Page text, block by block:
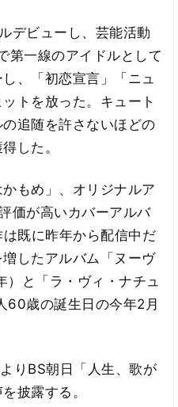
デビューし、芸能活動
第一線のアイドルとして
、「初恋宣言」「ニュ
トを放った。キュート
追随を許さないほどの
した。
もめ」、オリジナルア
価が高いカバーアルバ
既に昨年から配信中だ
したアルバム「ヌーヴ
）と「ラ・ヴィ・ナチュ
60歳の誕生日の今年2月
りBS朝日「人生、歌が
披露する。